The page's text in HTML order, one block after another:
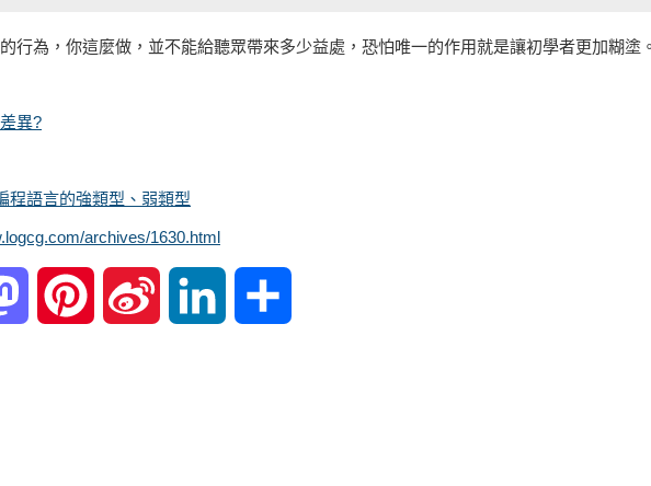
行為，你這麼做，並不能給聽眾帶來多少益處，恐怕唯一的作用就是讓初學者更加糊塗
異?
程語言的強類型、弱類型
archives/1630.html